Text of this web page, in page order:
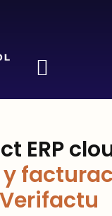
ERP
y
Verifactu